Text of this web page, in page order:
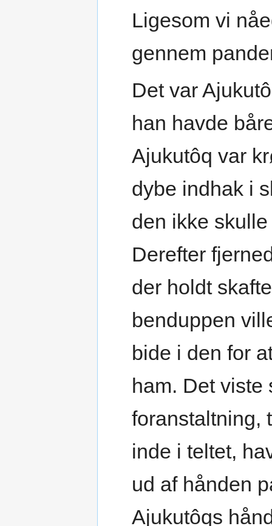
Ligesom vi
gennem
Det var
han havde
Ajukutôq var
dybe indhak i
den ikke
Derefter
der holdt
benduppen
bide i den for
ham. Det
foranstaltning,
inde i teltet,
ud af hånden
Ajukutôqs